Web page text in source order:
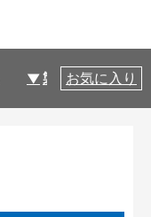
製品仕様
お気に入り